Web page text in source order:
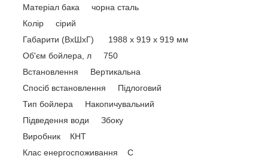
Матеріал бака чорна сталь
Колір сірий
Габарити (ВхШхГ) 1988 x 919 x 919 мм
Об'єм бойлера, л 750
Встановлення Вертикальна
Спосіб встановлення Підлоговий
Тип бойлера Накопичувальний
Підведення води Збоку
Виробник КНТ
Клас енергоспоживання С